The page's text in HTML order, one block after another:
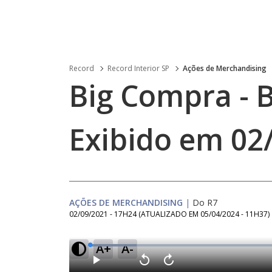
Record Record Interior SP Ações de Merchandising
Big Compra -
Exibido em
AÇÕES DE MERCHANDISING | Do R7
02/09/2021 - 17H24 (ATUALIZADO EM 05/04/2024 - 11H37)
A+ A-
P V A
L
o
a
d